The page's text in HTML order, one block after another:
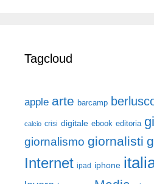
Tagcloud
apple arte barcamp
calcio crisi digitale ebook editoria
giornalismo giornalisti
Internet ipad iphone